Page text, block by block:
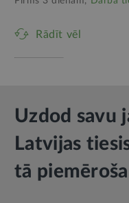
Rādīt vēl
Uzdod savu
Latvijas
tā